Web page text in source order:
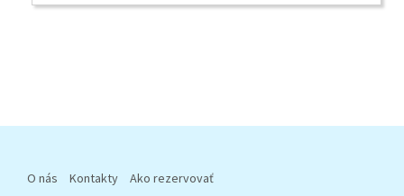
O nás Kontakty
Ako rezervovať